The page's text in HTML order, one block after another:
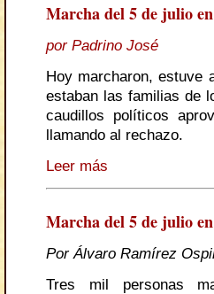
Marcha del 5 de julio
por Padrino José
Hoy marcharon, estuve
estaban las familias de
caudillos políticos
llamando al rechazo.
Leer más
Marcha del 5 de julio
Por Álvaro Ramírez
Tres mil personas